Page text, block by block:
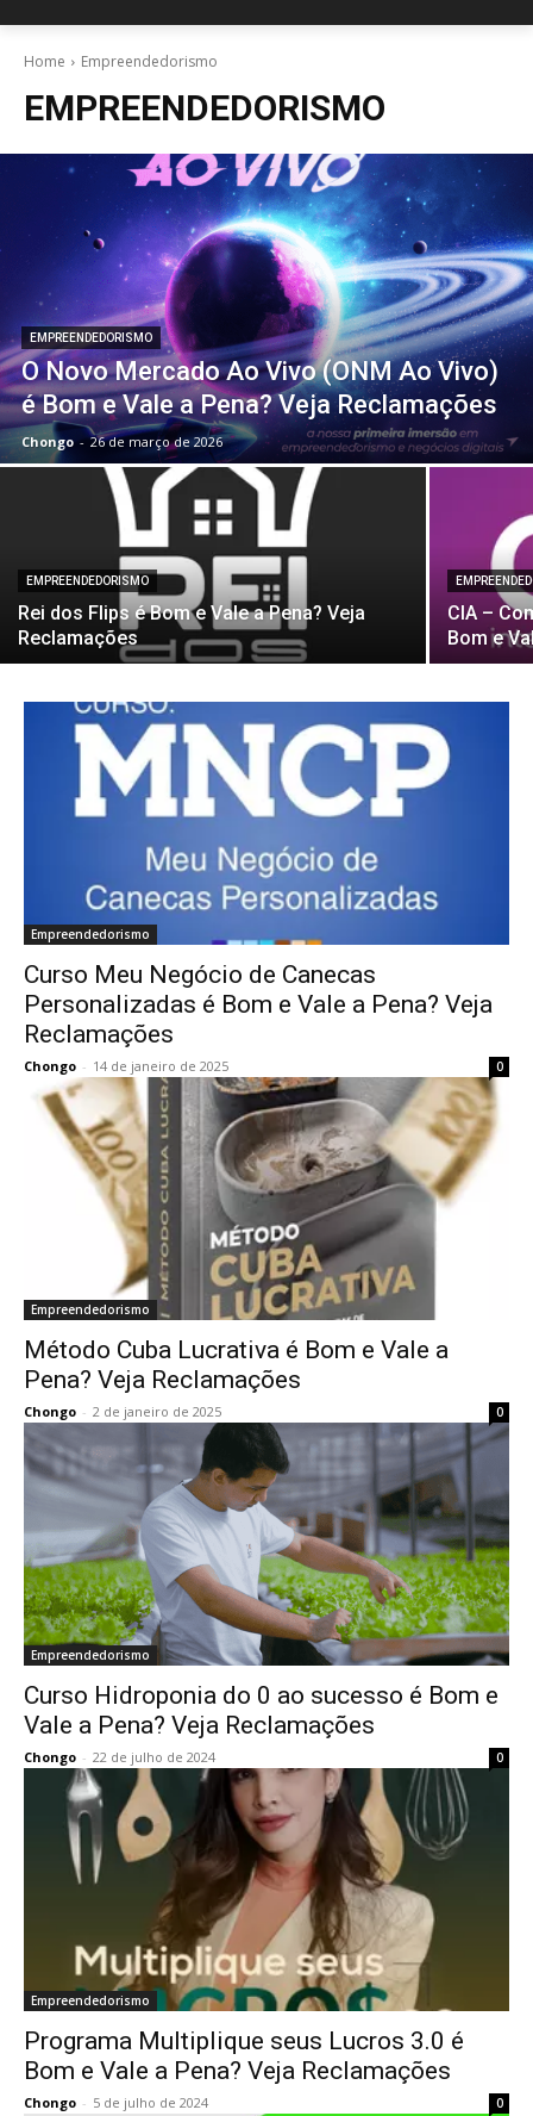
Home Empreendedorismo
EMPREENDEDORISMO
EMPREENDEDORISMO
O Novo Mercado Ao Vivo (ONM Ao Vivo)
é Bom e Vale a Pena? Veja Reclamações
Chongo - 26 de março de 2026
EMPREENDEDORISMO
Rei dos Flips é Bom e Vale a Pena? Veja
Reclamações
CIA –
Bom e
Empreendedorismo
Curso Meu Negócio de Canecas
Personalizadas é Bom e Vale a Pena? Veja
Reclamações
Chongo - 14 de janeiro de 2025 0
Empreendedorismo
Método Cuba Lucrativa é Bom e Vale a
Pena? Veja Reclamações
Chongo - 2 de janeiro de 2025 0
Empreendedorismo
Curso Hidroponia do 0 ao sucesso é Bom e
Vale a Pena? Veja Reclamações
Chongo - 22 de julho de 2024 0
Empreendedorismo
Programa Multiplique seus Lucros 3.0 é
Bom e Vale a Pena? Veja Reclamações
Chongo - 5 de julho de 2024 0